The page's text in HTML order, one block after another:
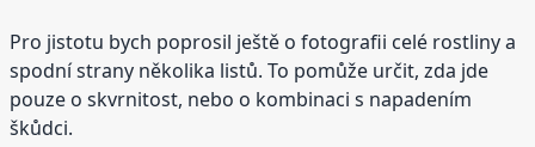
Pro jistotu bych poprosil ještě o fotografii celé rostliny a
spodní strany několika listů. To pomůže určit, zda jde
pouze o skvrnitost, nebo o kombinaci s napadením
škůdci.